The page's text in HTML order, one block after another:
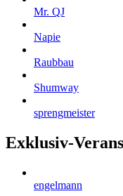
Mr. QJ
Napie
Raubbau
Shumway
sprengmeister
Exklusiv-
engelmann